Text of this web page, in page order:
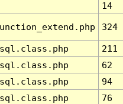
14
324
211
62
94
76